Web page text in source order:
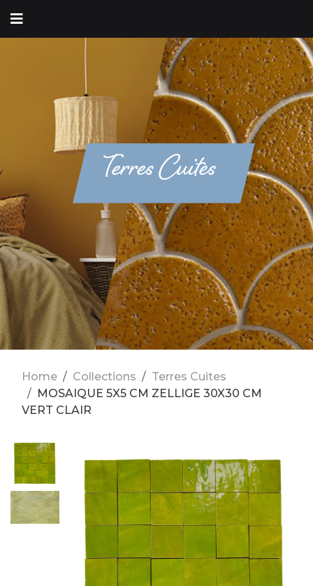
Terres Cuites
Home Collections
Terres Cuites
MOSAIQUE 5X5 CM ZELLIGE 30X30 CM
VERT CLAIR